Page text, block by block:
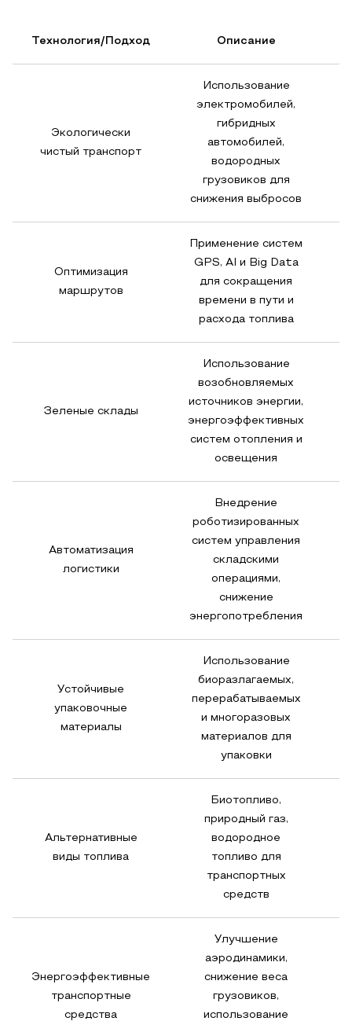
Технология/Подход Описание
Экологически
чистый транспорт
Использование
электромобилей,
гибридных
автомобилей,
водородных
грузовиков для
снижения выбросов
Оптимизация
маршрутов
Применение систем
GPS, AI и Big Data
для сокращения
времени в пути и
расхода топлива
Зеленые склады
Использование
возобновляемых
источников энергии,
энергоэффективных
систем отопления и
освещения
Автоматизация
логистики
Внедрение
роботизированных
систем управления
складскими
операциями,
снижение
энергопотребления
Устойчивые
упаковочные
материалы
Использование
биоразлагаемых,
перерабатываемых
и многоразовых
материалов для
упаковки
Альтернативные
виды топлива
Биотопливо,
природный газ,
водородное
топливо для
транспортных
средств
Энергоэффективные
транспортные
средства
Улучшение
аэродинамики,
снижение веса
грузовиков,
использование